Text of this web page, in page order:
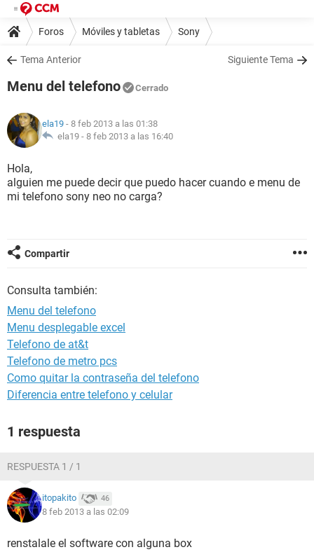
Foros Móviles y tabletas Sony
Tema Anterior Siguiente Tema
Menu del telefono Cerrado
ela19 - 8 feb 2013 a las 01:38
ela19 - 8 feb 2013 a las 16:40
Hola,
alguien me puede decir que puedo hacer cuando e menu de
mi telefono sony neo no carga?
Compartir
Consulta también:
Menu del telefono
Menu desplegable excel
Telefono de at&t
Telefono de metro pcs
Como quitar la contraseña del telefono
Diferencia entre telefono y celular
1 respuesta
RESPUESTA 1 / 1
itopakito 46
8 feb 2013 a las 02:09
renstalale el software con alguna box